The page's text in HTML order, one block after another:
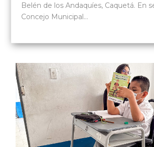
Belén de los Andaquíes, Caquetá. En
Concejo Municipal…